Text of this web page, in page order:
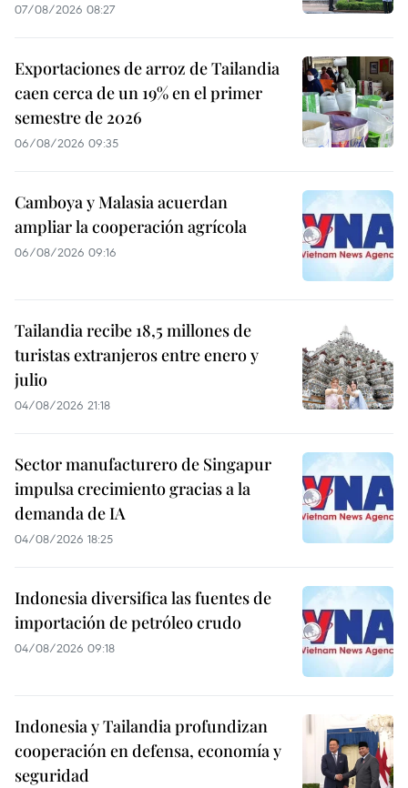
07/08/2026 08:27
Exportaciones de arroz de Tailandia
caen cerca de un 19% en el primer
semestre de 2026
06/08/2026 09:35
Camboya y Malasia acuerdan
ampliar la cooperación agrícola
06/08/2026 09:16
Tailandia recibe 18,5 millones de
turistas extranjeros entre enero y
julio
04/08/2026 21:18
Sector manufacturero de Singapur
impulsa crecimiento gracias a la
demanda de IA
04/08/2026 18:25
Indonesia diversifica las fuentes de
importación de petróleo crudo
04/08/2026 09:18
Indonesia y Tailandia profundizan
cooperación en defensa, economía y
seguridad